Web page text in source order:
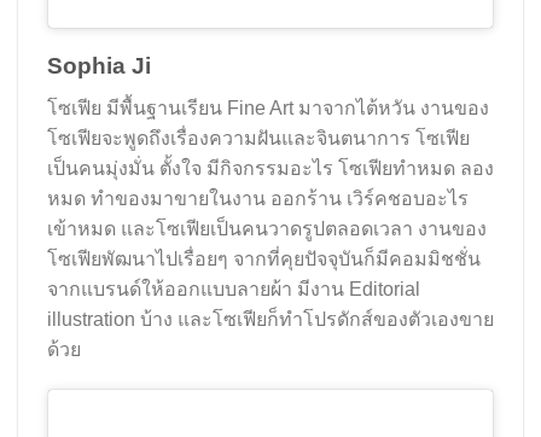
Sophia Ji
โซเฟีย มีพื้นฐานเรียน Fine Art มาจากไต้หวัน งานของ
โซเฟียจะพูดถึงเรื่องความฝันและจินตนาการ โซเฟีย
เป็นคนมุ่งมั่น ตั้งใจ มีกิจกรรมอะไร โซเฟียทำหมด ลอง
หมด ทำของมาขายในงาน ออกร้าน เวิร์คชอบอะไร
เข้าหมด และโซเฟียเป็นคนวาดรูปตลอดเวลา งานของ
โซเฟียพัฒนาไปเรื่อยๆ จากที่คุยปัจจุบันก็มีคอมมิชชั่น
จากแบรนด์ให้ออกแบบลายผ้า มีงาน Editorial
illustration บ้าง และโซเฟียก็ทำโปรดักส์ของตัวเองขาย
ด้วย